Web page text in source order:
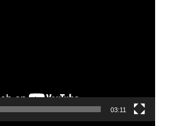
03:11